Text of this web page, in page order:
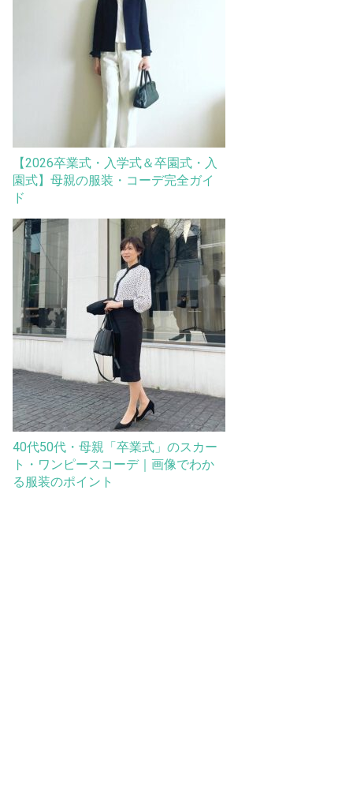
【2026卒業式・入学式＆卒園式・入
園式】母親の服装・コーデ完全ガイ
ド
40代50代・母親「卒業式」のスカー
ト・ワンピースコーデ｜画像でわか
る服装のポイント